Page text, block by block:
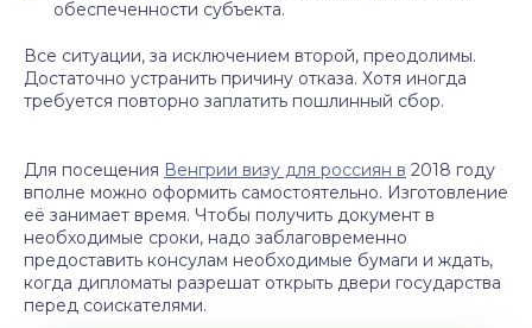
обеспеченности субъекта.
Все ситуации, за исключением второй, преодолимы.
Достаточно устранить причину отказа. Хотя иногда
требуется повторно заплатить пошлинный сбор.
Для посещения Венгрии визу для россиян в 2018 году
вполне можно оформить самостоятельно. Изготовление
её занимает время. Чтобы получить документ в
необходимые сроки, надо заблаговременно
предоставить консулам необходимые бумаги и ждать,
когда дипломаты разрешат открыть двери государства
перед соискателями.